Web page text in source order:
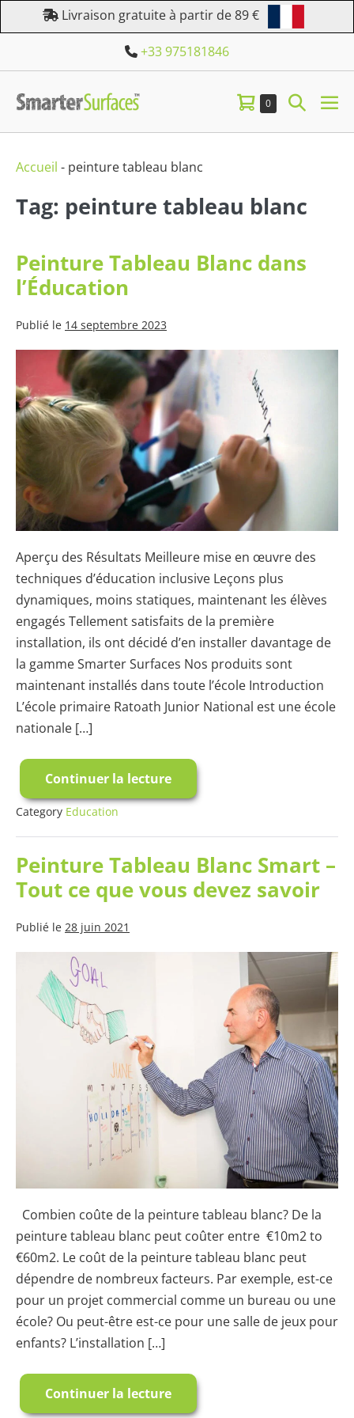
au
Livraison gratuite à partir de 89 €
+33 975181846
Panier
d’achat
0Éléments
le
la
le
Accueil - peinture tableau blanc
Tag: peinture tableau blanc
Peinture Tableau Blanc dans
l’Éducation
Publié le 14 septembre 2023
Peinture
Tableau
Blanc
dans
l’Éducation
Aperçu des Résultats Meilleure mise en œuvre des
techniques d’éducation inclusive Leçons plus
dynamiques, moins statiques, maintenant les élèves
engagés Tellement satisfaits de la première
installation, ils ont décidé d’en installer davantage de
la gamme Smarter Surfaces Nos produits sont
maintenant installés dans toute l’école Introduction
L’école primaire Ratoath Junior National est une école
nationale […]
Continuer la lecture
Peinture
Tableau
Blanc
l’Éducation
Category Education
Peinture Tableau Blanc Smart –
Tout ce que vous devez savoir
Publié le 28 juin 2021
Tableau
Blanc
Combien coûte de la peinture tableau blanc? De la
peinture tableau blanc peut coûter entre €10m2 to
€60m2. Le coût de la peinture tableau blanc peut
dépendre de nombreux facteurs. Par exemple, est-ce
pour un projet commercial comme un bureau ou une
école? Ou peut-être est-ce pour une salle de jeux pour
enfants? L’installation […]
Continuer la lecture
Peinture
Tableau